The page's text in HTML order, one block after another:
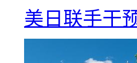
美日联手干